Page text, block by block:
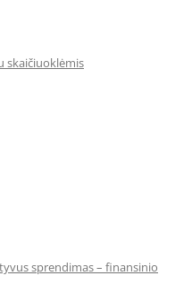
skaičiuoklėmis
sprendimas – finansinio